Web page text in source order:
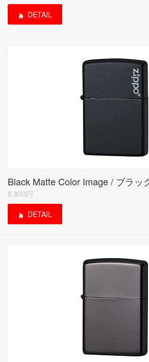
DETAIL
8,800円
DETAIL